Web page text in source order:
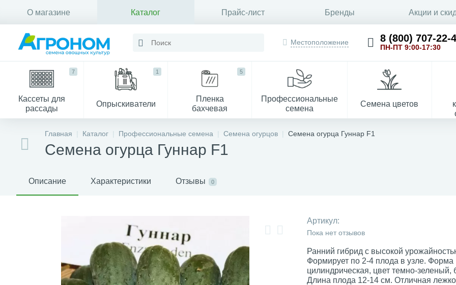
О магазине Каталог Прайс-лист Бренды Акции и
Контакты
Местоположение 8 (800) 707-22-
ПН-ПТ 9:00-17:30
Кассеты для
рассады
7
Опрыскиватели
1
Пленка
бахчевая
5
Профессиональные
семена
Семена цветов
Главная Каталог Профессиональные семена Семена огурцов Семена огурца Гуннар F1
Семена огурца Гуннар F1
Описание Характеристики Отзывы 0
Артикул:
Пока нет отзывов
Ранний гибрид с высокой
Формирует по 2-4 плода в узле. Форма
цилиндрическая, цвет темно-зеленый,
Длина плода 12-14 см. Отличная